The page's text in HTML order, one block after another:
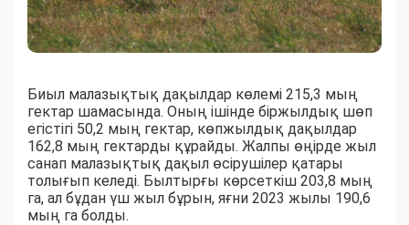
Биыл малазықтық дақылдар көлемі 215,3 мың
гектар шамасында. Оның ішінде біржылдық шөп
егістігі 50,2 мың гектар, көпжылдық дақылдар
162,8 мың гектарды құрайды. Жалпы өңірде жыл
санап малазықтық дақыл өсірушілер қатары
толығып келеді. Былтырғы көрсеткіш 203,8 мың
га, ал бұдан үш жыл бұрын, яғни 2023 жылы 190,6
мың га болды.